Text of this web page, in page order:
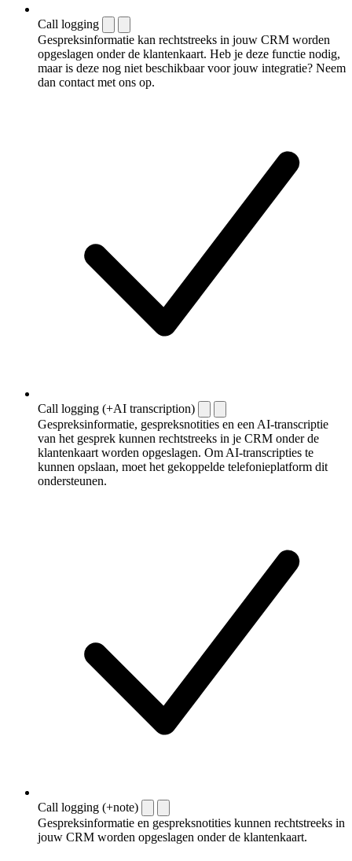
Call logging
Gespreksinformatie kan rechtstreeks in jouw CRM worden
opgeslagen onder de klantenkaart. Heb je deze functie nodig,
maar is deze nog niet beschikbaar voor jouw integratie? Neem
dan contact met ons op.
Call logging (+AI transcription)
Gespreksinformatie, gespreksnotities en een AI-transcriptie
van het gesprek kunnen rechtstreeks in je CRM onder de
klantenkaart worden opgeslagen. Om AI-transcripties te
kunnen opslaan, moet het gekoppelde telefonieplatform dit
ondersteunen.
Call logging (+note)
Gespreksinformatie en gespreksnotities kunnen rechtstreeks in
jouw CRM worden opgeslagen onder de klantenkaart.